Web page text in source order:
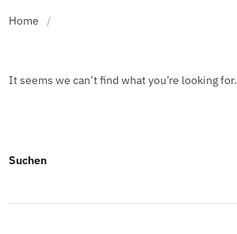
Home /
It seems we can’t find what you’re looking for.
Suchen